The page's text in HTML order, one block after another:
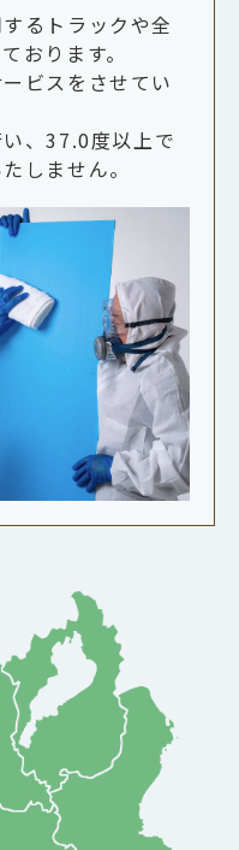
るトラックや全
おります。
ビスをさせてい
、37.0度以上で
しません。